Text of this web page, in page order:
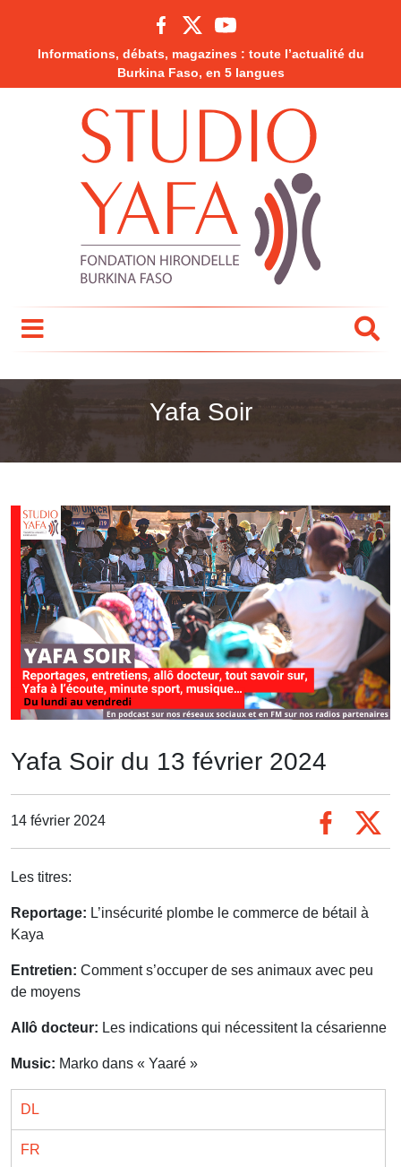
Informations, débats, magazines : toute l’actualité du
Burkina Faso, en 5 langues
Yafa Soir
Yafa Soir du 13 février 2024
14 février 2024
Les titres:
Reportage: L’insécurité plombe le commerce de bétail à
Kaya
Entretien: Comment s’occuper de ses animaux avec peu
de moyens
Allô docteur: Les indications qui nécessitent la césarienne
Music: Marko dans « Yaaré »
DL
FR